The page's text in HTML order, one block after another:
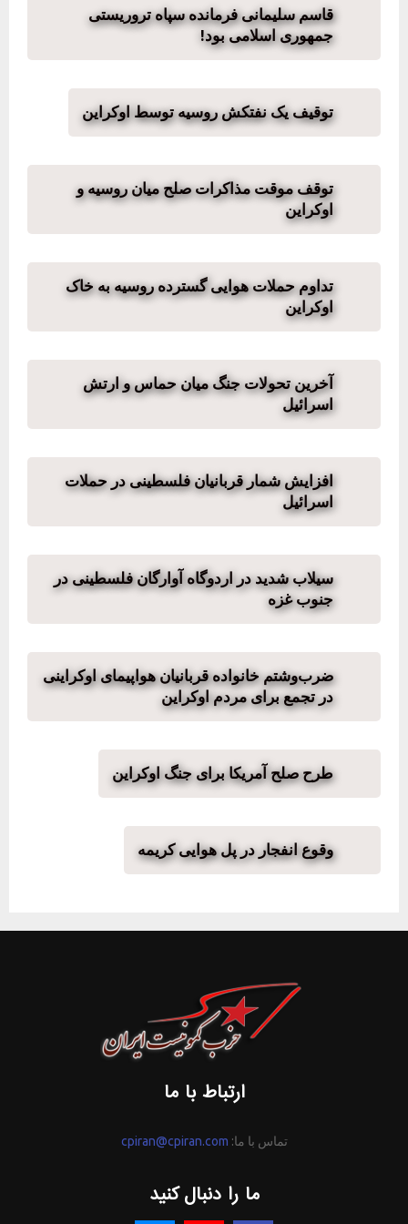
قاسم سلیمانی فرمانده سپاه تروریستی
جمهوری اسلامی بود!
توقیف یک نفتکش روسیه توسط اوکراین
توقف موقت مذاکرات صلح میان روسیه و
اوکراین
تداوم حملات هوایی گسترده روسیه به خاک
اوکراین
آخرین تحولات جنگ میان حماس و ارتش
اسرائیل
افزایش شمار قربانیان فلسطینی در حملات
اسرائیل
سیلاب شدید در اردوگاه آوارگان فلسطینی در
جنوب غزه
ضرب‌وشتم خانواده قربانیان هواپیمای اوکراینی
در تجمع برای مردم اوکراین
طرح صلح آمریکا برای جنگ اوکراین
وقوع انفجار در پل هوایی کریمه
ارتباط با ما
تماس با ما: cpiran@cpiran.com
ما را دنبال کنید